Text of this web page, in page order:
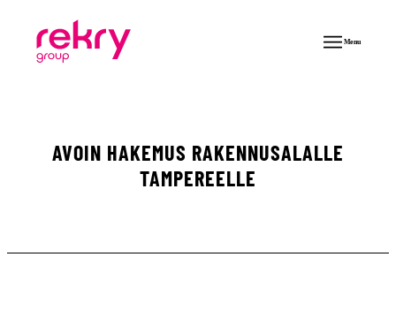
Menu
AVOIN HAKEMUS RAKENNUSALALLE
TAMPEREELLE